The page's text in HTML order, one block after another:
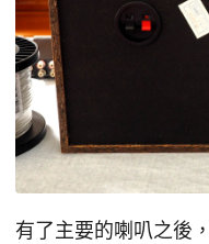
有了主要的喇叭之後